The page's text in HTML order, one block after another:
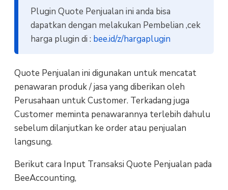
Plugin Quote Penjualan ini anda bisa
dapatkan dengan melakukan Pembelian ,cek
harga plugin di : bee.id/z/hargaplugin
Quote Penjualan ini digunakan untuk mencatat
penawaran produk / jasa yang diberikan oleh
Perusahaan untuk Customer. Terkadang juga
Customer meminta penawarannya terlebih dahulu
sebelum dilanjutkan ke order atau penjualan
langsung.
Berikut cara Input Transaksi Quote Penjualan pada
BeeAccounting,